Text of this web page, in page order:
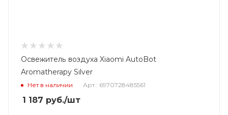
Освежитель воздуха Xiaomi AutoBot
Aromatherapy Silver
Нет в наличии Арт.: 6970728485561
1 187 руб./шт